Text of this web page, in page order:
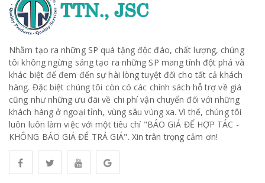
Nhằm tạo ra những SP quà tặng độc đáo, chất lượng, chúng
tôi không ngừng sáng tạo ra những SP mang tính đột phá và
khác biệt để đem đến sự hài lòng tuyệt đối cho tất cả khách
hàng. Đặc biệt chúng tôi còn có các chính sách hỗ trợ về giá
cũng như những ưu đãi về chi phí vận chuyển đối với những
khách hàng ở ngoại tỉnh, vùng sâu vùng xa. Vì thế, chúng tôi
luôn luôn làm việc với một tiêu chí "BÁO GIÁ ĐỂ HỢP TÁC -
KHÔNG BÁO GIÁ ĐỂ TRẢ GIÁ". Xin trân trọng cảm ơn!